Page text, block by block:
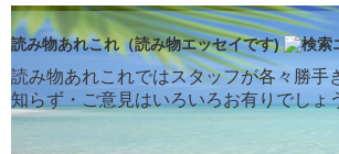
読み物あれこれ（読み物エッセイです)
読み物あれこれではスタッフが各々勝
知らず・ご意見はいろいろお有りでし